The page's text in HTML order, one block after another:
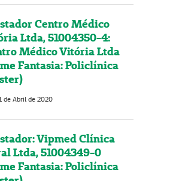
Centro Médico
Ltda, 51004350-4:
Médico Vitória Ltda
Fantasia: Policlínica
de Abril de 2020
Vipmed Clínica
Ltda, 51004349-0
Fantasia: Policlínica